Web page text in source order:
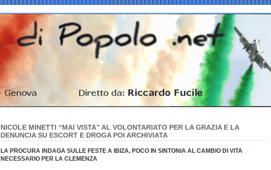
NICOLE MINETTI “MAI VISTA” AL VOLONTARIATO PER LA GRAZIA E LA
DENUNCIA SU ESCORT E DROGA POI ARCHIVIATA
LA PROCURA INDAGA SULLE FESTE A IBIZA, POCO IN SINTONIA AL CAMBIO DI VITA
NECESSARIO PER LA CLEMENZA